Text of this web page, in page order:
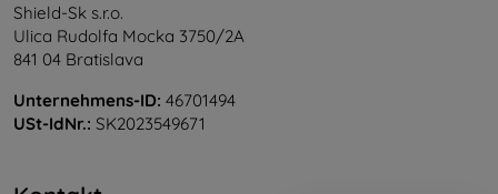
Shield-Sk s.r.o.
Ulica Rudolfa Mocka 3750/2A
841 04 Bratislava
Unternehmens-ID: 46701494
USt-IdNr.: SK2023549671